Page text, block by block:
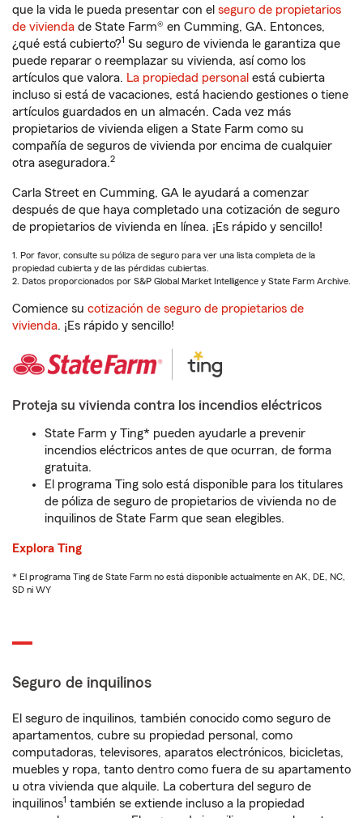
que la vida le pueda presentar con el seguro de propietarios
de vivienda de State Farm® en Cumming, GA. Entonces,
¿qué está cubierto?1 Su seguro de vivienda le garantiza que
puede reparar o reemplazar su vivienda, así como los
artículos que valora. La propiedad personal está cubierta
incluso si está de vacaciones, está haciendo gestiones o tiene
artículos guardados en un almacén. Cada vez más
propietarios de vivienda eligen a State Farm como su
compañía de seguros de vivienda por encima de cualquier
otra aseguradora.2
Carla Street en Cumming, GA le ayudará a comenzar
después de que haya completado una cotización de seguro
de propietarios de vivienda en línea. ¡Es rápido y sencillo!
1. Por favor, consulte su póliza de seguro para ver una lista completa de la
propiedad cubierta y de las pérdidas cubiertas.
2. Datos proporcionados por S&P Global Market Intelligence y State Farm Archive.
Comience su cotización de seguro de propietarios de
vivienda. ¡Es rápido y sencillo!
Proteja su vivienda contra los incendios eléctricos
State Farm y Ting* pueden ayudarle a prevenir
incendios eléctricos antes de que ocurran, de forma
gratuita.
El programa Ting solo está disponible para los titulares
de póliza de seguro de propietarios de vivienda no de
inquilinos de State Farm que sean elegibles.
Explora Ting
* El programa Ting de State Farm no está disponible actualmente en AK, DE, NC,
SD ni WY
Seguro de inquilinos
El seguro de inquilinos, también conocido como seguro de
apartamentos, cubre su propiedad personal, como
computadoras, televisores, aparatos electrónicos, bicicletas,
muebles y ropa, tanto dentro como fuera de su apartamento
u otra vivienda que alquile. La cobertura del seguro de
inquilinos1 también se extiende incluso a la propiedad